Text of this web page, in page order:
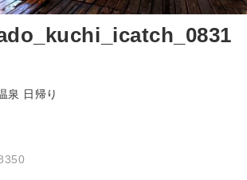
泉 日帰り